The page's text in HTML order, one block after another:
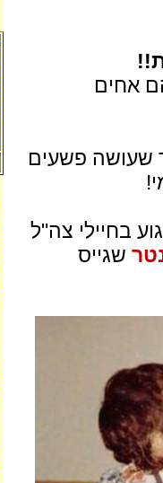
אחים
שעושה פשעים
בחיילי צה"ל
שגייס